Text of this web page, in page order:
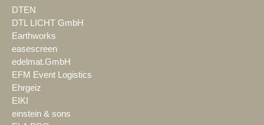
DTEN
DTL LICHT GmbH
Earthworks
easescreen
edelmat.GmbH
EFM Event Logistics
Ehrgeiz
EIKI
einstein & sons